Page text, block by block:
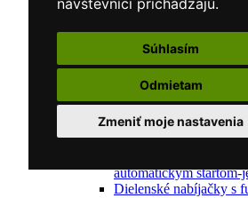
návštevníci prichádzajú.
Súhlasím
Odmietam
Zmeniť moje nastavenia
Navijaky ručné
Navijaky elektrické
Reťazové kladkostroje
Náradie pre uloženie
Nástroje pre autookná
Nabíjačky/Štartéry
Automatické nabíjačky
Automatické nabíjačky
automatickým štartom
Nabíjačky/Štartéry s
automatickým štartom-
Dielenské nabíjačky s